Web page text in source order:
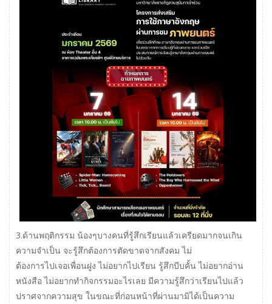
3.ด้านพฤติกรรม น้องๆบางคนที่รู้สึกเรียนแล้วเครียดมากจนเกิน
ความจำเป็น จะรู้สึกต้องการตัดขาดจากสังคม ไม่
ต้องการไปเจอเพื่อนฝูง ไม่อยากไปเรียน รู้สึกบีบคั้น ไม่อยากอ่าน
หนังสือ ไม่อยากทำกิจกรรมอะไรเลย มีความรู้สึกว่าเรียนไปแล้ว
ปราศจากความสุข ในขณะที่ก่อนหน้าที่ผ่านมามิได้เป็นความ